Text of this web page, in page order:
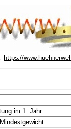
https://
im 1. Jahr: